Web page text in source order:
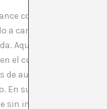
consistía en entrar
a cambio de “sexo
Aquellos que
el cual había una silla
de audición, mientras
En su boca tenía un
sin interrumpir en